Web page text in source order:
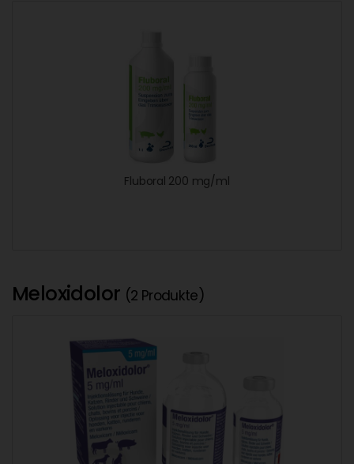
Fluboral 200 mg/ml
Meloxidolor (2 Produkte)